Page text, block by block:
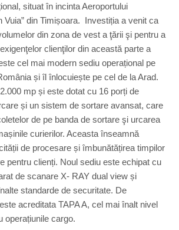
situat în incinta Aeroportului
Vuia” din Timișoara. Investiția a venit ca
din zona de vest a ţării şi pentru a
clienţilor din această parte a
cel mai modern sediu operațional pe
și îl înlocuiește pe cel de la Arad.
mp și este dotat cu 16 porți de
și un sistem de sortare avansat, care
de pe banda de sortare şi urcarea
curierilor. Aceasta înseamnă
de procesare și îmbunătățirea timpilor
pentru clienți. Noul sediu este echipat cu
de scanare X- RAY dual view și
standarde de securitate. De
acreditata TAPA A, cel mai înalt nivel
operațiunile cargo.